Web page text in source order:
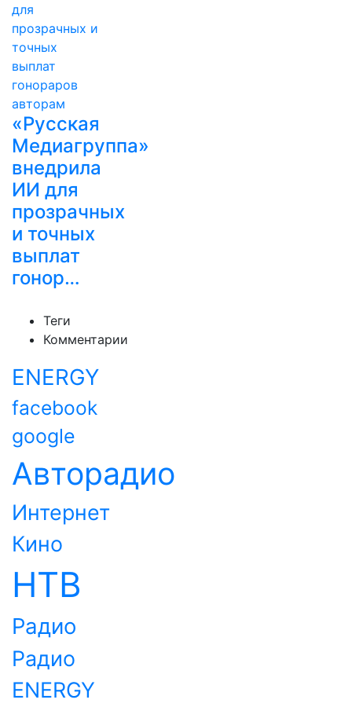
«Русская
Медиагруппа»
внедрила
ИИ для
прозрачных
и точных
выплат
гонор…
Теги
Комментарии
ENERGY
facebook
google
Авторадио
Интернет
Кино
НТВ
Радио
Радио
ENERGY